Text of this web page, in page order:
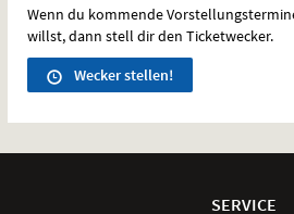
Wenn du kommende
willst, dann stell dir den Ticketwecker.
Wecker stellen!
SERVICE